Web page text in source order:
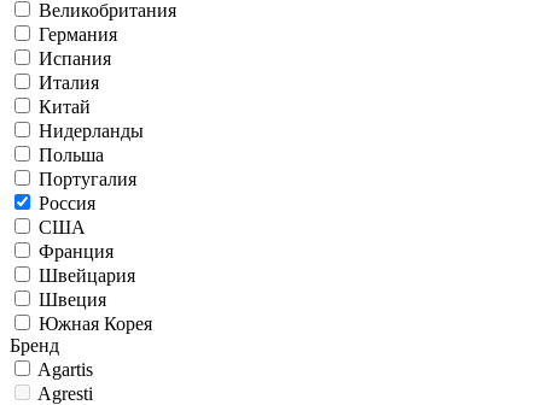
Великобритания
Германия
Испания
Италия
Китай
Нидерланды
Польша
Португалия
Россия
США
Франция
Швейцария
Швеция
Южная Корея
Бренд
Agartis
Agresti